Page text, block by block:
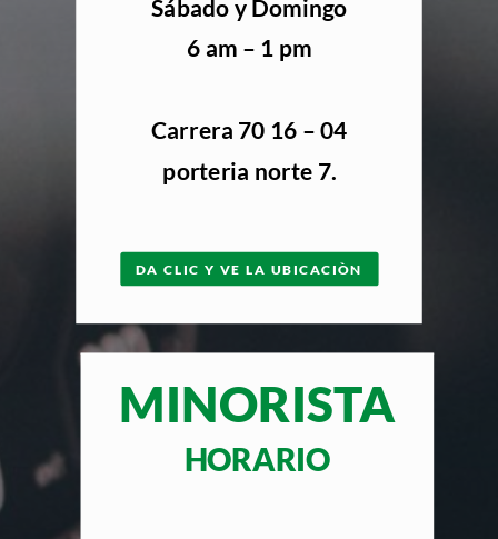
Sábado y Domingo
6 am – 1 pm
Carrera 70 16 – 04
porteria norte 7.
DA CLIC Y VE LA UBICACIÒN
MINORISTA
HORARIO